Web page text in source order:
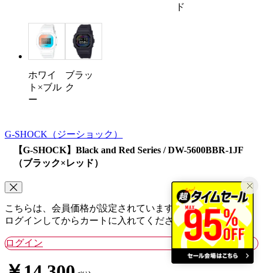
ド
ホワイ
ト×ブル
ー
ブラッ
ク
G-SHOCK （ジーショック）
【G-SHOCK】Black and Red Series / DW-5600BBR-1JF
（ブラック×レッド）
こちらは、会員価格が設定されています。
ログインしてからカートに入れてください。
ログイン